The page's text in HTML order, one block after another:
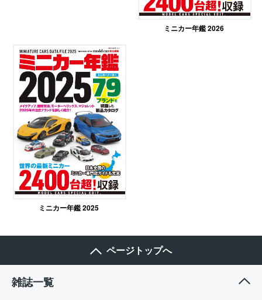
ミニカー年鑑 2026
ミニカー年鑑 2025
ページトップへ
雑誌一覧